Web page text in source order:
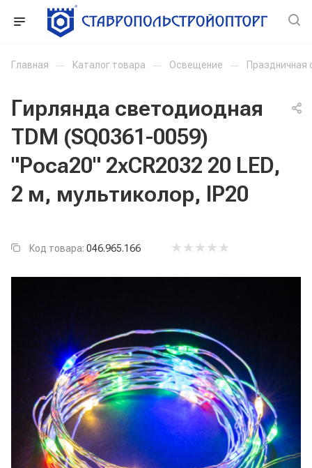
Главная — Каталог товара — Освещение — Праздничная
Гирлянда светодиодная
TDM (SQ0361-0059)
"Роса20" 2хCR2032 20 LED,
2 м, мультиколор, IP20
Код товара: 046.965.166